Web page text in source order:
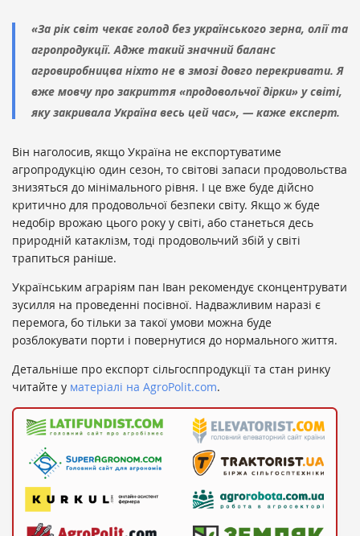
«За рік світ чекає голод без українського зерна, олії та
агропродукції. Адже такий значний баланс
агровиробницва ніхто не в змозі довго перекривати. Я
вже мовчу про закриття «продовольчої дірки» у світі,
яку закривала Україна весь цей час», — каже експерт.
Він наголосив, якщо Україна не експортуватиме
агропродукцію один сезон, то світові запаси продовольства
знизяться до мінімального рівня. І це вже буде дійсно
критично для продовольчої безпеки світу. Якщо ж буде
недобір врожаю цього року у світі, або станеться десь
природній катаклізм, тоді продовольчий збій у світі
трапиться раніше.
Українським аграріям пан Іван рекомендує сконцентрувати
зусилля на проведенні посівної. Надважливим наразі є
перемога, бо тільки за такої умови можна буде
розблокувати порти і повернутися до нормального життя.
Детальніше про експорт сільгосппродукції та стан ринку
читайте у матеріалі на AgroPolit.com.